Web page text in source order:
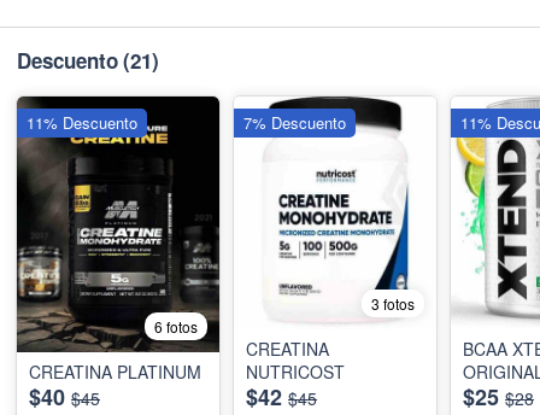
Descuento(21)
6 fotos
CREATINA PLATINUM
$40 $45
11% Descuento
3 fotos
CREATINA
NUTRICOST
$42 $45
7% Descuento
BCAA
$25 $28
11%